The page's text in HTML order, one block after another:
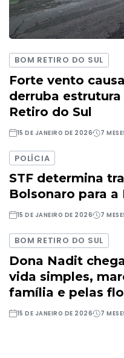
BOM RETIRO DO SUL
Forte vento
derruba
Retiro do Sul
15 DE JANEIRO DE 2026 7
POLÍCIA
STF determina
Bolsonaro para a
15 DE JANEIRO DE 2026 7
BOM RETIRO DO SUL
Dona Nadit
vida simples,
família e pelas
15 DE JANEIRO DE 2026 7